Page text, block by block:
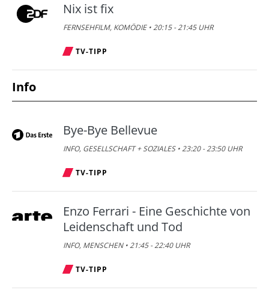
Nix ist fix
FERNSEHFILM, KOMÖDIE • 20:15 - 21:45 UHR
TV-TIPP
Info
Bye-Bye Bellevue
INFO, GESELLSCHAFT + SOZIALES • 23:20 - 23:50 UHR
TV-TIPP
Enzo Ferrari - Eine Geschichte von
Leidenschaft und Tod
INFO, MENSCHEN • 21:45 - 22:40 UHR
TV-TIPP